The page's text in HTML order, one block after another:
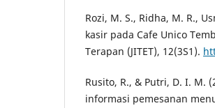
Rozi, M. S., Ridha, M. R.,
kasir pada Cafe Unico
Terapan (JITET), 12(3S1).
Rusito, R., & Putri, D. I. M.
informasi pemesanan